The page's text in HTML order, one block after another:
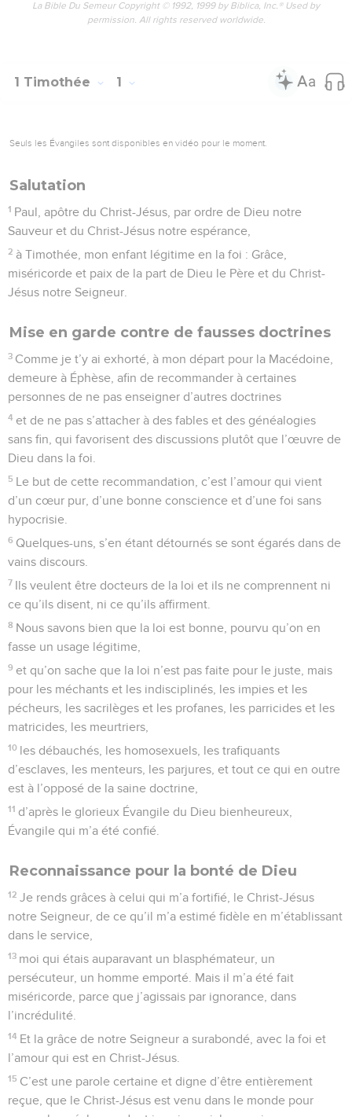
La Bible Du Semeur Copyright © 1992, 1999 by Biblica, Inc.® Used by
permission. All rights reserved worldwide.
1 Timothée 1
Seuls les Évangiles sont disponibles en vidéo pour le moment.
Salutation
1 Paul, apôtre du Christ-Jésus, par ordre de Dieu notre
Sauveur et du Christ-Jésus notre espérance,
2 à Timothée, mon enfant légitime en la foi : Grâce,
miséricorde et paix de la part de Dieu le Père et du Christ-
Jésus notre Seigneur.
Mise en garde contre de fausses doctrines
3 Comme je t’y ai exhorté, à mon départ pour la Macédoine,
demeure à Éphèse, afin de recommander à certaines
personnes de ne pas enseigner d’autres doctrines
4 et de ne pas s’attacher à des fables et des généalogies
sans fin, qui favorisent des discussions plutôt que l’œuvre de
Dieu dans la foi.
5 Le but de cette recommandation, c’est l’amour qui vient
d’un cœur pur, d’une bonne conscience et d’une foi sans
hypocrisie.
6 Quelques-uns, s’en étant détournés se sont égarés dans de
vains discours.
7 Ils veulent être docteurs de la loi et ils ne comprennent ni
ce qu’ils disent, ni ce qu’ils affirment.
8 Nous savons bien que la loi est bonne, pourvu qu’on en
fasse un usage légitime,
9 et qu’on sache que la loi n’est pas faite pour le juste, mais
pour les méchants et les indisciplinés, les impies et les
pécheurs, les sacrilèges et les profanes, les parricides et les
matricides, les meurtriers,
10 les débauchés, les homosexuels, les trafiquants
d’esclaves, les menteurs, les parjures, et tout ce qui en outre
est à l’opposé de la saine doctrine,
11 d’après le glorieux Évangile du Dieu bienheureux,
Évangile qui m’a été confié.
Reconnaissance pour la bonté de Dieu
12 Je rends grâces à celui qui m’a fortifié, le Christ-Jésus
notre Seigneur, de ce qu’il m’a estimé fidèle en m’établissant
dans le service,
13 moi qui étais auparavant un blasphémateur, un
persécuteur, un homme emporté. Mais il m’a été fait
miséricorde, parce que j’agissais par ignorance, dans
l’incrédulité.
14 Et la grâce de notre Seigneur a surabondé, avec la foi et
l’amour qui est en Christ-Jésus.
15 C’est une parole certaine et digne d’être entièrement
reçue, que le Christ-Jésus est venu dans le monde pour